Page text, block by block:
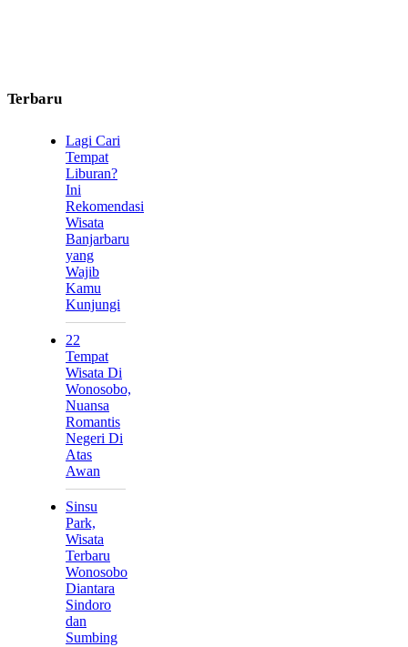
Terbaru
Lagi Cari
Tempat
Liburan?
Ini
Rekomendasi
Wisata
Banjarbaru
yang
Wajib
Kamu
Kunjungi
22
Tempat
Wisata Di
Wonosobo,
Nuansa
Romantis
Negeri Di
Atas
Awan
Sinsu
Park,
Wisata
Terbaru
Wonosobo
Diantara
Sindoro
dan
Sumbing